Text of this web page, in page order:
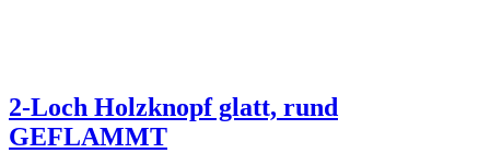
2-Loch Holzknopf glatt, rund
GEFLAMMT